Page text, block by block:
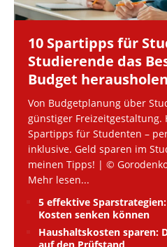
10 Spartipps für
Studierende das
Budget herausholen
Von Budgetplanung über
günstiger Freizeitgestaltung.
Spartipps für Studenten –
inklusive. Geld sparen im
meinen Tipps! | ©
Mehr lesen...
5 effektive
Kosten senken können
Haushaltskosten sparen:
auf den Prüfstand